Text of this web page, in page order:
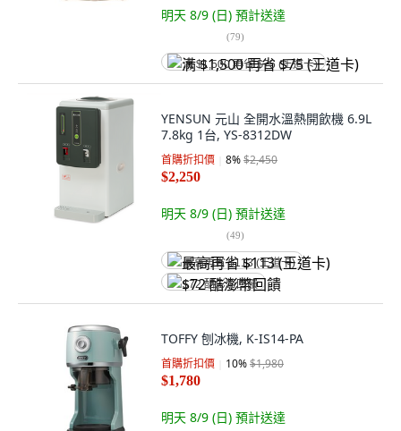
明天 8/9 (日) 預計送達
(79)
满 $1,500 再省 $75 (王道卡)
YENSUN 元山 全開水溫熱開飲機 6.9L
7.8kg 1台, YS-8312DW
首購折扣價 8%$2,450
$2,250
明天 8/9 (日) 預計送達
(49)
最高再省 $113 (王道卡)
$72 酷澎幣回饋
TOFFY 刨冰機, K-IS14-PA
首購折扣價 10%$1,980
$1,780
明天 8/9 (日) 預計送達